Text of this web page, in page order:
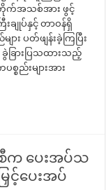
တိုက်အသစ်အား ဖွင့်
ချုပ်နှင့် တာဝန်ရှိ
း ပတ်ဖျန်းခဲ့ကြပြီး
ြားပြသထားသည့်
စ္စည်းများအား
စီက ပေးအပ်သ
င့်ပေးအပ်